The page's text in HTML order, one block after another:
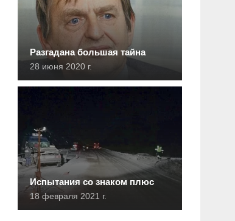
Разгадана большая тайна
28 июня 2020 г.
Испытания со знаком плюс
18 февраля 2021 г.